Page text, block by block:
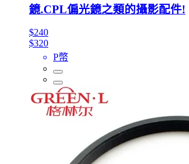
鏡.CPL偏光鏡之類的攝影配件!
$240
$320
P幣